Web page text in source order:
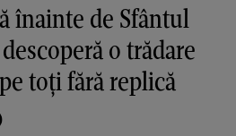
înainte de Sfântul
o trădare
toți fără replică